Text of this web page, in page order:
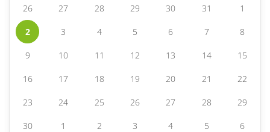
26 27 28 29 30 31 1
2 3 4 5 6 7 8
9 10 11 12 13 14 15
16 17 18 19 20 21 22
23 24 25 26 27 28 29
30 1 2 3 4 5 6